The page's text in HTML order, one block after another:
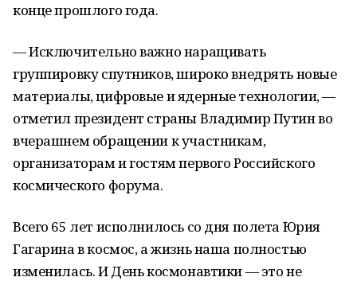
конце прошлого года.
— Исключительно важно наращивать
группировку спутников, широко внедрять новые
материалы, цифровые и ядерные технологии, —
отметил президент страны Владимир Путин во
вчерашнем обращении к участникам,
организаторам и гостям первого Российского
космического форума.
Всего 65 лет исполнилось со дня полета Юрия
Гагарина в космос, а жизнь наша полностью
изменилась. И День космонавтики — это не